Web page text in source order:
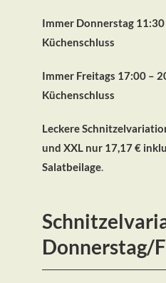
Immer Donnerstag
Küchenschluss
Immer Freitags 17:00 –
Küchenschluss
Leckere
und XXL nur 17,17 €
Salatbeilage.
Donnerstag/